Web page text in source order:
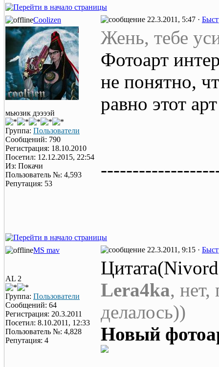
Coolizen 22.3.2011, 5:47 ·
мьюзик дээээй
Группа: Пользователи
Сообщений: 790
Регистрация: 18.10.2010
Посетил: 12.12.2015, 22:54
Из: Покачи
Пользователь №: 4,593
Репутация: 53
Жень, тебе
Фотоарт
не понятно,
равно этот
MS mav 22.3.2011, 9:15 ·
AL 2
Группа: Пользователи
Сообщений: 64
Регистрация: 20.3.2011
Посетил: 8.10.2011, 12:33
Пользователь №: 4,828
Репутация: 4
Lera4ka, нет,
делалось))
Новый